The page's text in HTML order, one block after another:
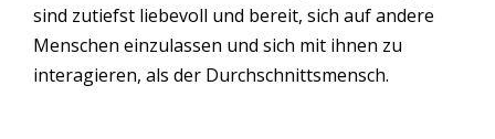
sind zutiefst liebevoll und bereit, sich auf andere
Menschen einzulassen und sich mit ihnen zu
interagieren, als der Durchschnittsmensch.